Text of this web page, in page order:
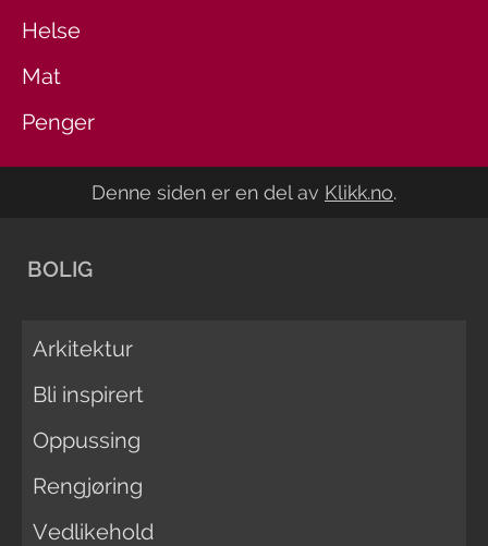
Helse
Mat
Penger
Denne siden er en del av Klikk.no.
BOLIG
Arkitektur
Bli inspirert
Oppussing
Rengjøring
Vedlikehold